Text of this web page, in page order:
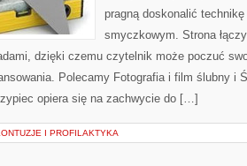
pragną doskonalić
smyczkowym. Strona
dzięki czemu czytelnik może poczuć
Polecamy Fotografia i film ślubny i
opiera się na zachwycie do […]
I PROFILAKTYKA